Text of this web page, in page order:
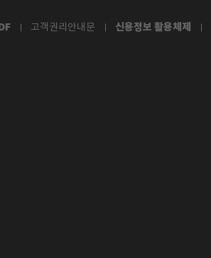
고객권리안내문 신용정보 활용체제